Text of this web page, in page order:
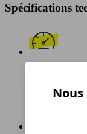
Spécifications
Vitesse